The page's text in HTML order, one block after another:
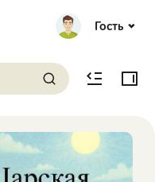
Гость